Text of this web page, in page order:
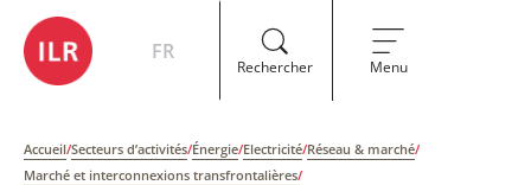
FR
Rechercher Menu
Accueil/Secteurs d’activités/Énergie/Electricité/Réseau & marché/
Marché et interconnexions transfrontalières/